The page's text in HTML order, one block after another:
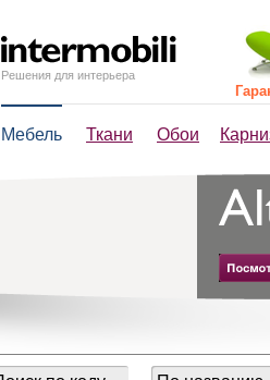
Решения для интерьера
Мебель Ткани Обои